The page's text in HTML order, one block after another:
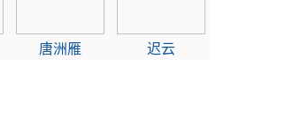
唐洲雁 迟云